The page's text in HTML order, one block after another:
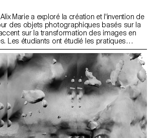
Marie a exploré la création et l'invention de
des objets photographiques basés sur la
sur la transformation des images en
Les étudiants ont étudié les pratiques
tels que Katja Novitskova, Thomas Ruff,
et ont appris comment des technologies
influencent l'expression
ont exploré l'interaction entre les espaces
et ont développé des approches
des objets photographiques. Le cours s'est
des tendances historiques et
d'études de cas d'artistes et la création
y compris des images uniques, des
et des médias immersifs tels que la
et la réalité virtuelle (VR). À travers la